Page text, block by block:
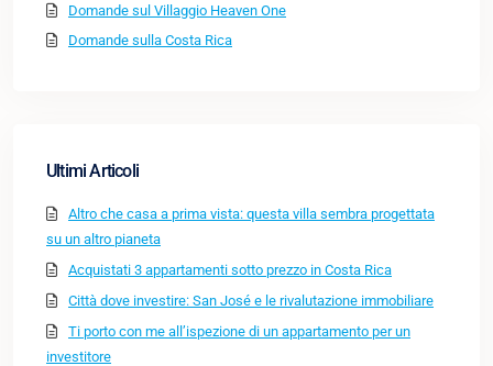
Domande sul Villaggio Heaven One
Domande sulla Costa Rica
Ultimi Articoli
Altro che casa a prima vista: questa villa sembra progettata
su un altro pianeta
Acquistati 3 appartamenti sotto prezzo in Costa Rica
Città dove investire: San José e le rivalutazione immobiliare
Ti porto con me all’ispezione di un appartamento per un
investitore